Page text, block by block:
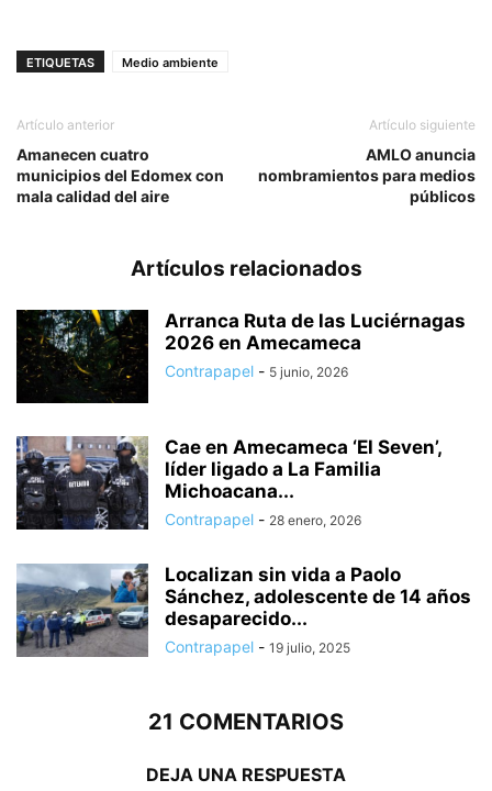
ETIQUETAS Medio ambiente
Artículo anterior
Amanecen cuatro
municipios del Edomex con
mala calidad del aire
Artículo siguiente
AMLO anuncia
nombramientos para medios
públicos
Artículos relacionados
Arranca Ruta de las Luciérnagas
2026 en Amecameca
Contrapapel - 5 junio, 2026
Cae en Amecameca ‘El Seven’,
líder ligado a La Familia
Michoacana...
Contrapapel - 28 enero, 2026
Localizan sin vida a Paolo
Sánchez, adolescente de 14 años
desaparecido...
Contrapapel - 19 julio, 2025
21 COMENTARIOS
DEJA UNA RESPUESTA